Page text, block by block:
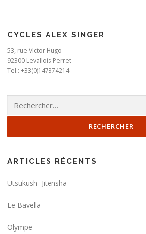
CYCLES ALEX SINGER
53, rue Victor Hugo
92300 Levallois-Perret
Tel.: +33(0)147374214
ARTICLES RÉCENTS
Utsukushï-Jitensha
Le Bavella
Olympe